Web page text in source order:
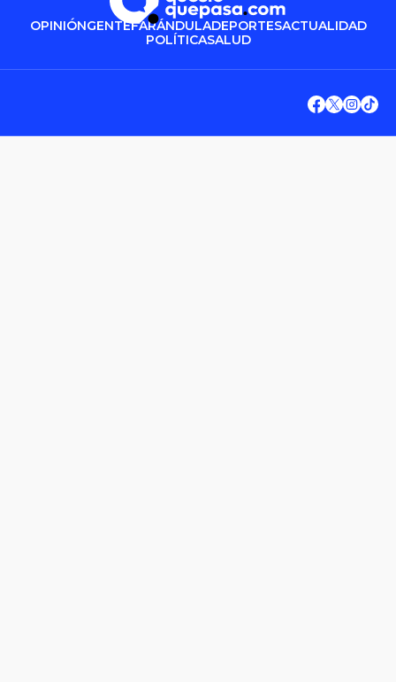
OPINIÓNGENTEFARÁNDULADEPORTESACTUALIDAD
POLÍTICASALUD